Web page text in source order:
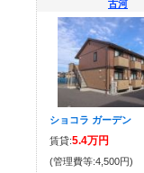
古河
ショコラ ガーデン
賃貸:5.4万円
(管理費等:4,500円)